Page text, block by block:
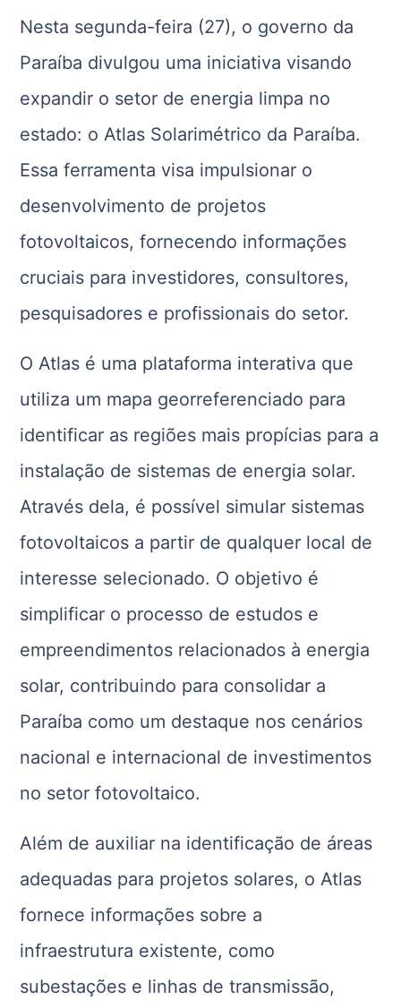
Nesta segunda-feira (27), o governo da
Paraíba divulgou uma iniciativa visando
expandir o setor de energia limpa no
estado: o Atlas Solarimétrico da Paraíba.
Essa ferramenta visa impulsionar o
desenvolvimento de projetos
fotovoltaicos, fornecendo informações
cruciais para investidores, consultores,
pesquisadores e profissionais do setor.
O Atlas é uma plataforma interativa que
utiliza um mapa georreferenciado para
identificar as regiões mais propícias para a
instalação de sistemas de energia solar.
Através dela, é possível simular sistemas
fotovoltaicos a partir de qualquer local de
interesse selecionado. O objetivo é
simplificar o processo de estudos e
empreendimentos relacionados à energia
solar, contribuindo para consolidar a
Paraíba como um destaque nos cenários
nacional e internacional de investimentos
no setor fotovoltaico.
Além de auxiliar na identificação de áreas
adequadas para projetos solares, o Atlas
fornece informações sobre a
infraestrutura existente, como
subestações e linhas de transmissão,